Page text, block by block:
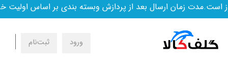
زمان ارسال بعد از پردازش وبسته بندی بر اساس اولیت
ورود ثبت‌نام